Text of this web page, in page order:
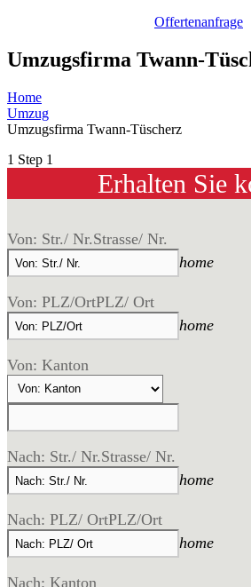
Offertenanfrage
Umzugsfirma Twann-
Home
Umzug
Umzugsfirma Twann-Tüscherz
1 Step 1
Erhalten Sie
Von: Str./ Nr.Strasse/ Nr.
home
Von: PLZ/OrtPLZ/ Ort
home
Von: Kanton
Nach: Str./ Nr.Strasse/ Nr.
home
Nach: PLZ/ OrtPLZ/Ort
home
Nach: Kanton